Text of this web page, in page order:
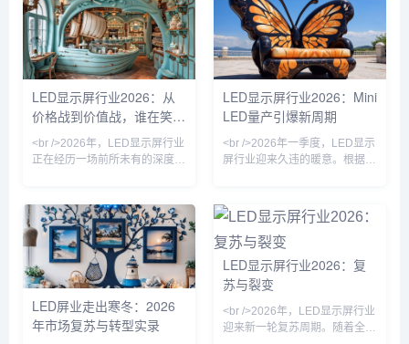
企业订单能见度普遍延长至三个
月以上，而部分中小厂商则因现
金流紧张、订单萎缩，被迫缩减
产线甚至转型代工。这种“强者
愈强，弱者愈弱”的局面，正是
过去两年行业内卷的延续。<br
/><br />在本轮调整中，产品同
冲。小间距及室内商
整体出货量呈现稳步回升态势。
尤其是在线城市核心商圈，裸眼
3D大屏成为引流利器，带动了
高端显示产品的替换需求。行业
人士普遍认为，这轮复苏不是简
单的周期反弹，而是应用场景拓
宽带来的结构性增长。<br /><br
LED显示屏行业2026：从
价格战到价值战，谁在笑到
最后？
<br />2026年，LED显示屏行业
正在经历一场前所未有的深度洗
际市场竞争加剧，让一批依赖低
价策略的中小厂商接连退出市
场。行业集中度显著提升，头部
企业凭借技术积累和规模效应，
进一步巩固了市场地位。这场洗
牌并非简单的优胜劣汰，而是整
个产业从“拼产能”向“拼价值”转
型的必然结果。<br /><br /><br
LED显示屏行业2026：Mini
LED量产引爆新周期
<br />2026年一季度，LED显示
屏行业迎来久违的暖意。根据行
内文旅演艺、虚拟拍摄、户外广
告三大主力场景的招标项目数量
环比增长超过40%。与此同时，
海外市场在体育赛事与交通数字
化的双重拉动下，出口订单回暖
明显。多家LED显示屏上市公司
在2025年报中披露的预收款项
同比上升，印证了下游需求的实
LED屏业走出寒冬：2026
年市场复苏与转型实录
LED显示屏行业2026：复
苏与裂变
<br />2026年，LED显示屏行业
迎来新一轮复苏周期。随着全球